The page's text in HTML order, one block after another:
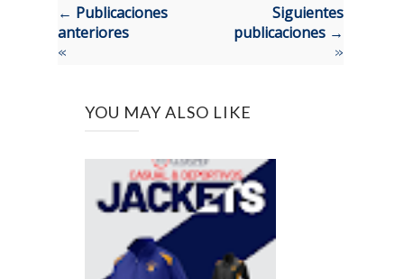
← Publicaciones
anteriores
«
Siguientes
publicaciones →
»
YOU MAY ALSO LIKE